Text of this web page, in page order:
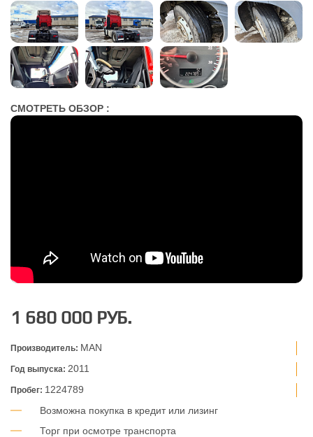
СМОТРЕТЬ ОБЗОР :
1 680 000 РУБ.
Производитель: MAN
Год выпуска: 2011
Пробег: 1224789
Возможна покупка в кредит или лизинг
Торг при осмотре транспорта